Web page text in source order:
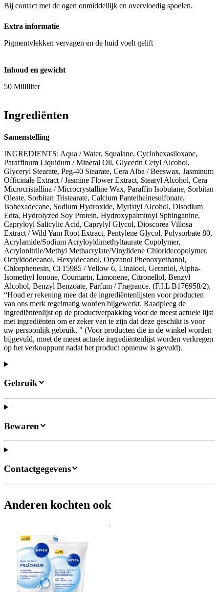
Bij contact met de ogen onmiddellijk en overvloedig spoelen.
Extra informatie
Pigmentvlekken vervagen en de huid voelt gelift
Inhoud en gewicht
50 Milliliter
Ingrediënten
Samenstelling
INGREDIENTS: Aqua / Water, Squalane, Cyclohexasiloxane,
Paraffinum Liquidum / Mineral Oil, Glycerin Cetyl Alcohol,
Glyceryl Stearate, Peg-40 Stearate, Cera Alba / Beeswax, Jasminum
Officinale Extract / Jasmine Flower Extract, Stearyl Alcohol, Cera
Microcristallina / Microcrystalline Wax, Paraffin Isobutane, Sorbitan
Oleate, Sorbitan Tristearate, Calcium Pantetheinesulfonate,
Isohexadecane, Sodium Hydroxide, Myristyl Alcohol, Disodium
Edta, Hydrolyzed Soy Protein, Hydroxypalmitoyl Sphinganine,
Capryloyl Salicylic Acid, Caprylyl Glycol, Dioscorea Villosa
Extract / Wild Yam Root Extract, Pentylene Glycol, Polysorbate 80,
Acrylamide/Sodium Acryloyldimethyltaurate Copolymer,
Acrylonitrile/Methyl Methacrylate/Vinylidene Chloridecopolymer,
Octyldodecanol, Hexyldecanol, Oryzanol Phenoxyethanol,
Chlorphenesin, Ci 15985 / Yellow 6, Linalool, Geraniol, Alpha-
Isomethyl Ionone, Coumarin, Limonene, Citronellol, Benzyl
Alcohol, Benzyl Benzoate, Parfum / Fragrance. (F.I.L B176958/2).
“Houd er rekening mee dat de ingrediëntenlijsten voor producten
van ons merk regelmatig worden bijgewerkt. Raadpleeg de
ingrediëntenlijst op de productverpakking voor de meest actuele lijst
met ingrediënten om er zeker van te zijn dat deze geschikt is voor
uw persoonlijk gebruik. " (Voor producten die in de winkel worden
bijgevuld, moet de meest actuele ingrediëntenlijst worden verkregen
op het verkooppunt nadat het product opnieuw is gevuld).
Gebruik
Bewaren
Contactgegevens
Anderen kochten ook